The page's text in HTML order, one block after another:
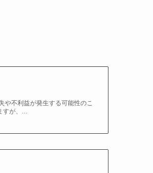
や不利益が発生する可能性のこ
すが、...